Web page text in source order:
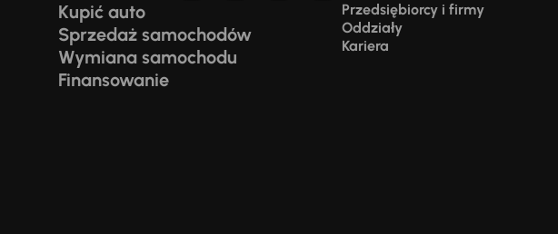
Kupić auto
Sprzedaż samochodów
Wymiana samochodu
Finansowanie
Przedsiębiorcy i firmy
Oddziały
Kariera